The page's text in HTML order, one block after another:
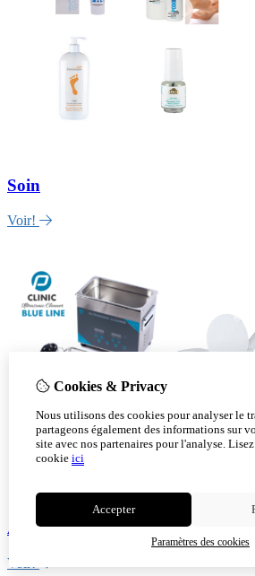
Soin
Voir!
Aparail
Voir!
Cookies & Privacy
Nous utilisons des cookies pour analyser le
partageons également des informations sur
site avec nos partenaires pour l'analyse.
cookie ici
Accepter
Paramètres des cookies